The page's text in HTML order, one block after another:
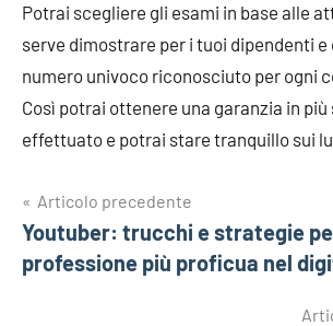
Potrai scegliere gli esami in base alle
serve dimostrare per i tuoi dipendenti
numero univoco riconosciuto per ogni
Così potrai ottenere una garanzia in più
effettuato e potrai stare tranquillo sui
Navigazione
articoli
Articolo precedente
Youtuber: trucchi e strategie
professione più proficua nel